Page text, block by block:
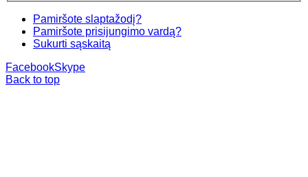
Pamiršote slaptažodį?
Pamiršote prisijungimo vardą?
Sukurti sąskaitą
FacebookSkype
Back to top